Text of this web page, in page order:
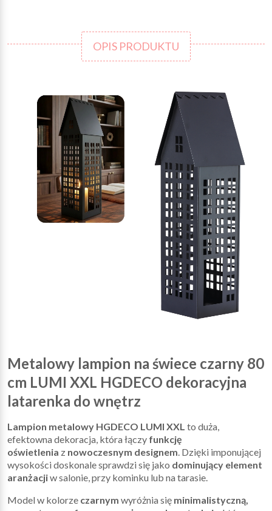
OPIS PRODUKTU
Metalowy lampion na świece czarny 80
cm LUMI XXL HGDECO dekoracyjna
latarenka do wnętrz
Lampion metalowy HGDECO LUMI XXL to duża,
efektowna dekoracja, która łączy funkcję
oświetlenia z nowoczesnym designem. Dzięki imponującej
wysokości doskonale sprawdzi się jako dominujący element
aranżacjiw salonie, przy kominku lub na tarasie.
Model w kolorze czarnym wyróżnia się minimalistyczną,